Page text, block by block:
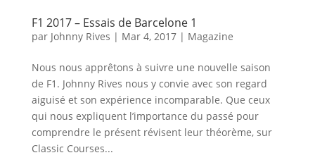
F1 2017 – Essais de Barcelone 1
par Johnny Rives | Mar 4, 2017| Magazine
Nous nous apprêtons à suivre une nouvelle saison
de F1. Johnny Rives nous y convie avec son regard
aiguisé et son expérience incomparable. Que ceux
qui nous expliquent l’importance du passé pour
comprendre le présent révisent leur théorème, sur
Classic Courses...